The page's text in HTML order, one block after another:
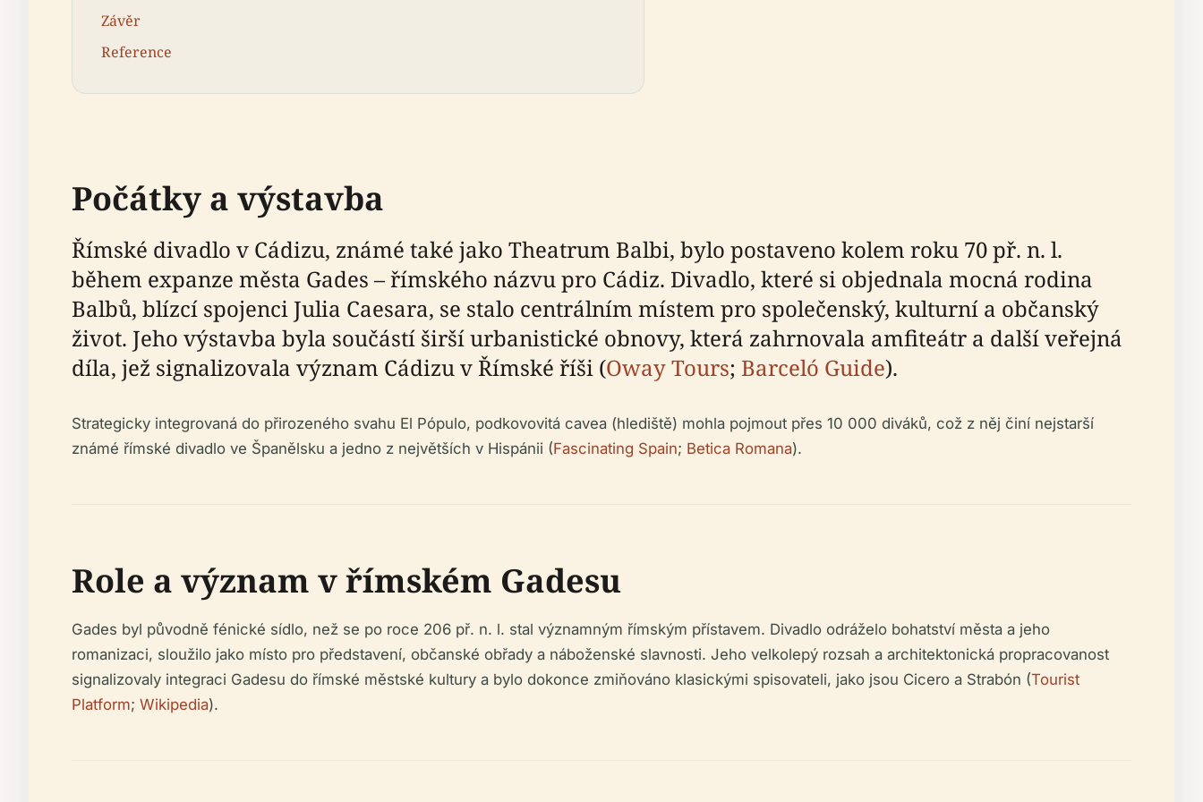
Závěr
Reference
Počátky a výstavba
Římské divadlo v Cádizu, známé také jako Theatrum Balbi, bylo postaveno kolem roku 70 př. n. l.
během expanze města Gades – římského názvu pro Cádiz. Divadlo, které si objednala mocná rodina
Balbů, blízcí spojenci Julia Caesara, se stalo centrálním místem pro společenský, kulturní a občanský
život. Jeho výstavba byla součástí širší urbanistické obnovy, která zahrnovala amfiteátr a další veřejná
díla, jež signalizovala význam Cádizu v Římské říši (Oway Tours; Barceló Guide).
Strategicky integrovaná do přirozeného svahu El Pópulo, podkovovitá cavea (hlediště) mohla pojmout přes 10 000 diváků, což z něj činí nejstarší
známé římské divadlo ve Španělsku a jedno z největších v Hispánii (Fascinating Spain; Betica Romana).
Role a význam v římském Gadesu
Gades byl původně fénické sídlo, než se po roce 206 př. n. l. stal významným římským přístavem. Divadlo odráželo bohatství města a jeho
romanizaci, sloužilo jako místo pro představení, občanské obřady a náboženské slavnosti. Jeho velkolepý rozsah a architektonická propracovanost
signalizovaly integraci Gadesu do římské městské kultury a bylo dokonce zmiňováno klasickými spisovateli, jako jsou Cicero a Strabón (Tourist
Platform; Wikipedia).